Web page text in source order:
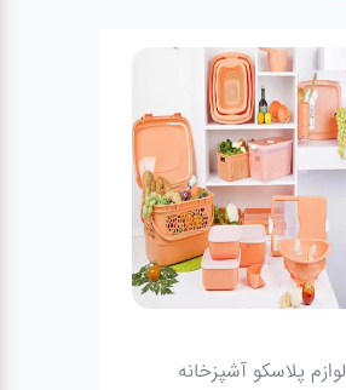
لوازم پلاسکو آشپزخانه